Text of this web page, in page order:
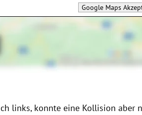
Google Maps
links, konnte eine Kollision aber